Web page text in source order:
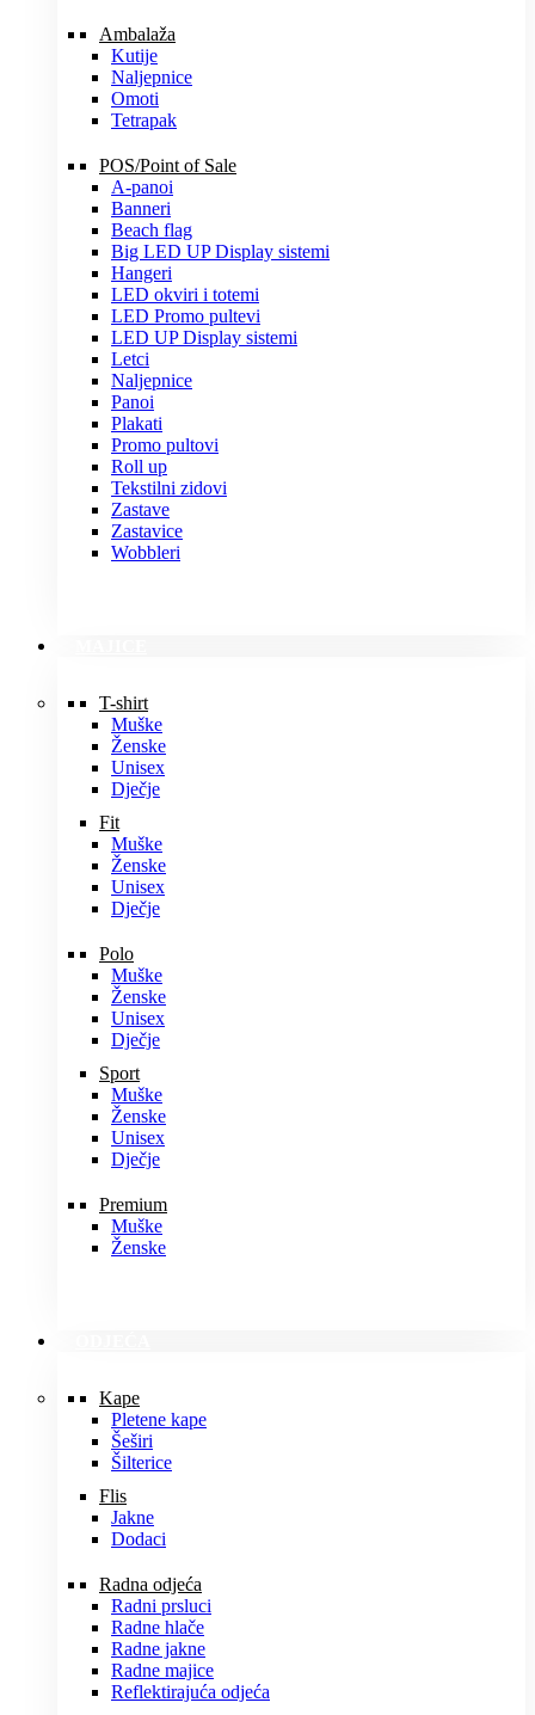
Ambalaža
Kutije
Naljepnice
Omoti
Tetrapak
POS/Point of Sale
A-panoi
Banneri
Beach flag
Big LED UP Display sistemi
Hangeri
LED okviri i totemi
LED Promo pultevi
LED UP Display sistemi
Letci
Naljepnice
Panoi
Plakati
Promo pultovi
Roll up
Tekstilni zidovi
Zastave
Zastavice
Wobbleri
T-shirt
Muške
Ženske
Unisex
Dječje
Fit
Muške
Ženske
Unisex
Dječje
Polo
Muške
Ženske
Unisex
Dječje
Sport
Muške
Ženske
Unisex
Dječje
Premium
Muške
Ženske
Kape
Pletene kape
Šeširi
Šilterice
Flis
Jakne
Dodaci
Radna odjeća
Radni prsluci
Radne hlače
Radne jakne
Radne majice
Reflektirajuća odjeća